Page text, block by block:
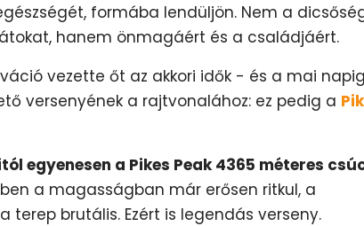
formába lendüljön. Nem a
hanem önmagáért és a családjáért.
vezette őt az akkori idők - és a mai
versenyének a rajtvonalához: ez pedig a
egyenesen a Pikes Peak 4365 méteres
a magasságban már erősen ritkul, a
terep brutális. Ezért is legendás verseny.